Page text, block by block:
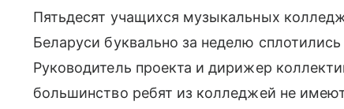
Пятьдесят учащихся музыкальных
Беларуси буквально за неделю
Руководитель проекта и дирижер
большинство ребят из колледжей не